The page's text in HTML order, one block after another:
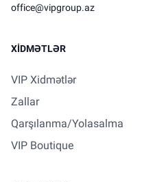
office@vipgroup.az
XIDMƏTLƏR
VIP Xidmətlər
Zallar
Qarşılanma/Yolasalma
VIP Boutique